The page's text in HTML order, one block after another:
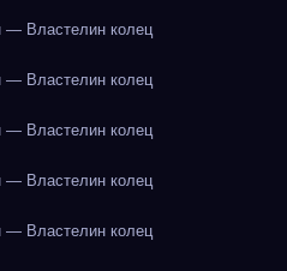
— Властелин колец
— Властелин колец
— Властелин колец
— Властелин колец
— Властелин колец